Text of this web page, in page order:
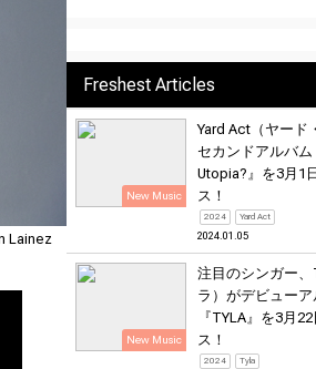
Lainez
Freshest Articles
New Music
Yard Act（ヤード
セカンドアルバム
Utopia?』を3月1
ス！
2024 Yard Act
2024.01.05
New Music
注目のシンガー、
ラ）がデビューア
『TYLA』を3月
ス！
2024 Tyla